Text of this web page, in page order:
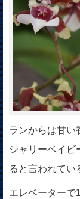
ランからは甘い
シャリーベイビ
ると言われてい
エレベーターで